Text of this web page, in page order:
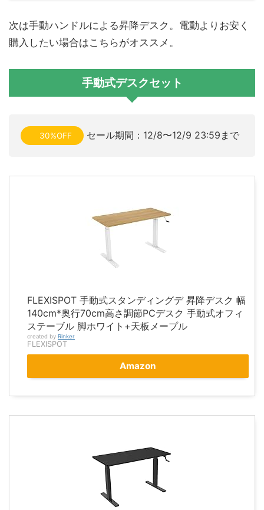
次は手動ハンドルによる昇降デスク。電動よりお安く
購入したい場合はこちらがオススメ。
手動式デスクセット
30%OFF セール期間：12/8〜12/9 23:59まで
FLEXISPOT 手動式スタンディングデ 昇降デスク 幅
140cm*奥行70cm高さ調節PCデスク 手動式オフィ
ステーブル 脚ホワイト+天板メープル
created by Rinker
FLEXISPOT
Amazon